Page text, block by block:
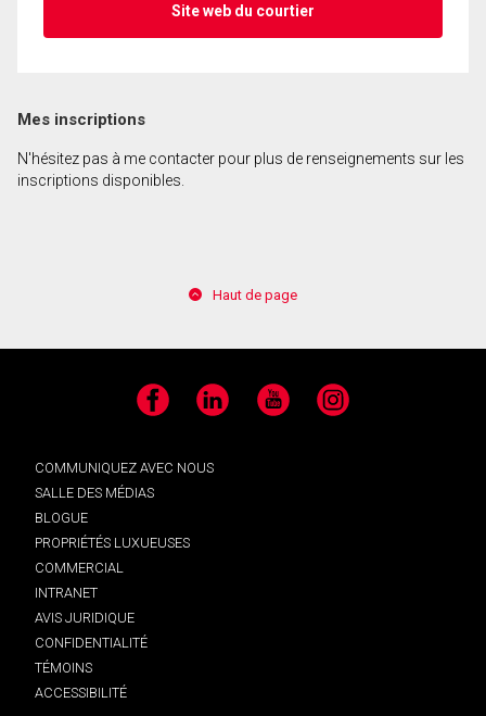
Site web du courtier
Mes inscriptions
N'hésitez pas à me contacter pour plus de renseignements sur les
inscriptions disponibles.
Haut de page
Facebook LinkedIn YouTube Instagram
COMMUNIQUEZ AVEC NOUS
SALLE DES MÉDIAS
BLOGUE
PROPRIÉTÉS LUXUEUSES
COMMERCIAL
INTRANET
AVIS JURIDIQUE
CONFIDENTIALITÉ
TÉMOINS
ACCESSIBILITÉ